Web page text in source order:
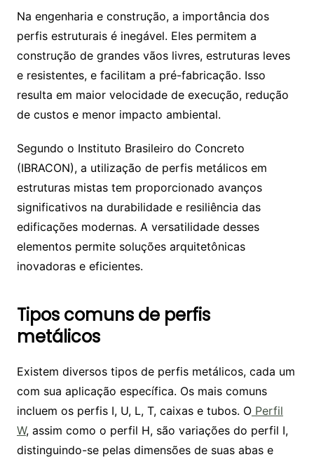
Na engenharia e construção, a importância dos
perfis estruturais é inegável. Eles permitem a
construção de grandes vãos livres, estruturas leves
e resistentes, e facilitam a pré-fabricação. Isso
resulta em maior velocidade de execução, redução
de custos e menor impacto ambiental.
Segundo o Instituto Brasileiro do Concreto
(IBRACON), a utilização de perfis metálicos em
estruturas mistas tem proporcionado avanços
significativos na durabilidade e resiliência das
edificações modernas. A versatilidade desses
elementos permite soluções arquitetônicas
inovadoras e eficientes.
Tipos comuns de perfis
metálicos
Existem diversos tipos de perfis metálicos, cada um
com sua aplicação específica. Os mais comuns
incluem os perfis I, U, L, T, caixas e tubos. OPerfil
W, assim como o perfil H, são variações do perfil I,
distinguindo-se pelas dimensões de suas abas e